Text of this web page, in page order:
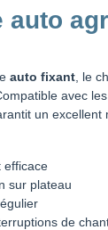
auto
auto fixant , le
avec
un excellent
efficace
sur plateau
de